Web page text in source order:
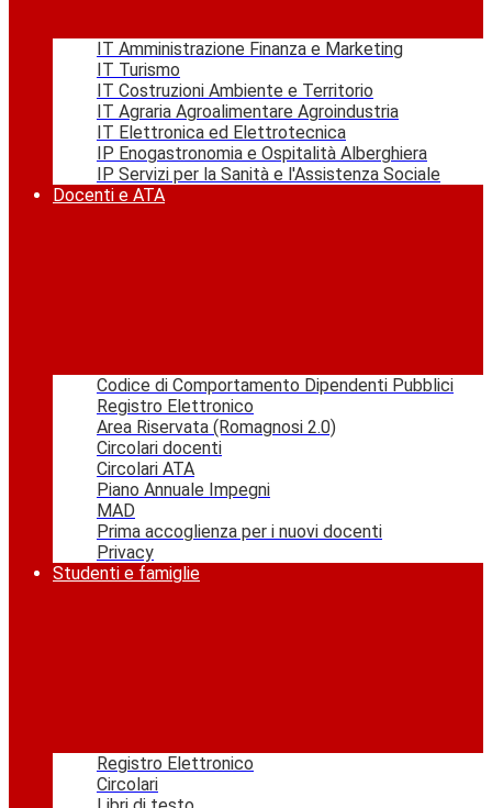
IT Amministrazione Finanza e Marketing
IT Turismo
IT Costruzioni Ambiente e Territorio
IT Agraria Agroalimentare Agroindustria
IT Elettronica ed Elettrotecnica
IP Enogastronomia e Ospitalità Alberghiera
IP Servizi per la Sanità e l'Assistenza Sociale
Docenti e ATA
Codice di Comportamento Dipendenti Pubblici
Registro Elettronico
Area Riservata (Romagnosi 2.0)
Circolari docenti
Circolari ATA
Piano Annuale Impegni
MAD
Prima accoglienza per i nuovi docenti
Privacy
Studenti e famiglie
Registro Elettronico
Circolari